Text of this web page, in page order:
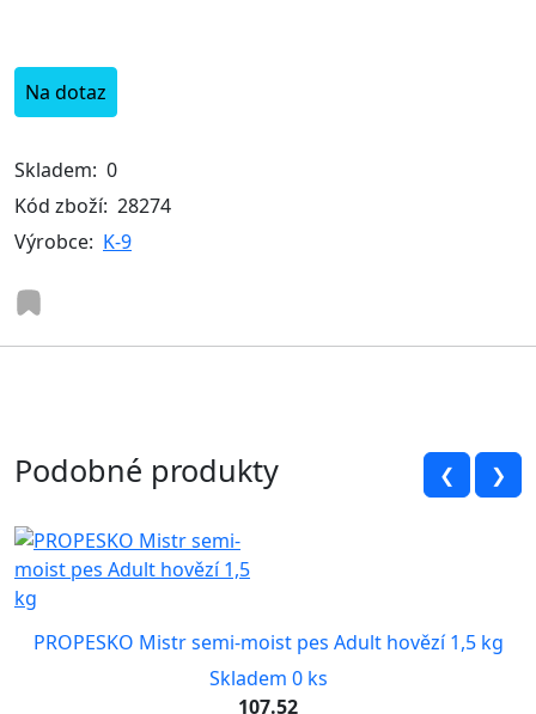
Na dotaz
Skladem: 0
Kód zboží: 28274
Výrobce: K-9
Podobné produkty ❮ ❯
PROPESKO Mistr semi-moist pes Adult hovězí 1,5 kg
Skladem 0 ks
107.52